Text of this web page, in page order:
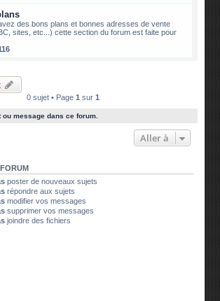
des bons plans et bonnes adresses de vente
sites, etc...) cette section du forum est faite pour
0 sujet • Page 1 sur 1
ou message dans ce forum.
Aller à
poster de nouveaux sujets
répondre aux sujets
modifier vos messages
supprimer vos messages
joindre des fichiers